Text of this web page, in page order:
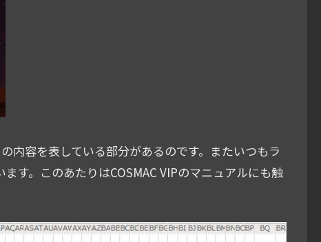
内容を表している部分があるのです。またいつもラ
す。このあたりはCOSMAC VIPのマニュアルにも触